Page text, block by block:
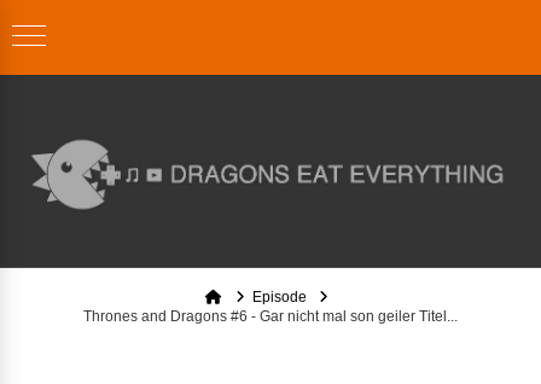
HomeEpisode
Thrones and Dragons #6 - Gar nicht mal son geiler Titel...